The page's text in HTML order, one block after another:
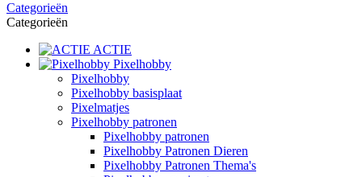
Categorieën
Categorieën
ACTIE
Pixelhobby
Pixelhobby
Pixelhobby basisplaat
Pixelmatjes
Pixelhobby patronen
Pixelhobby patronen
Pixelhobby Patronen Dieren
Pixelhobby Patronen Thema's